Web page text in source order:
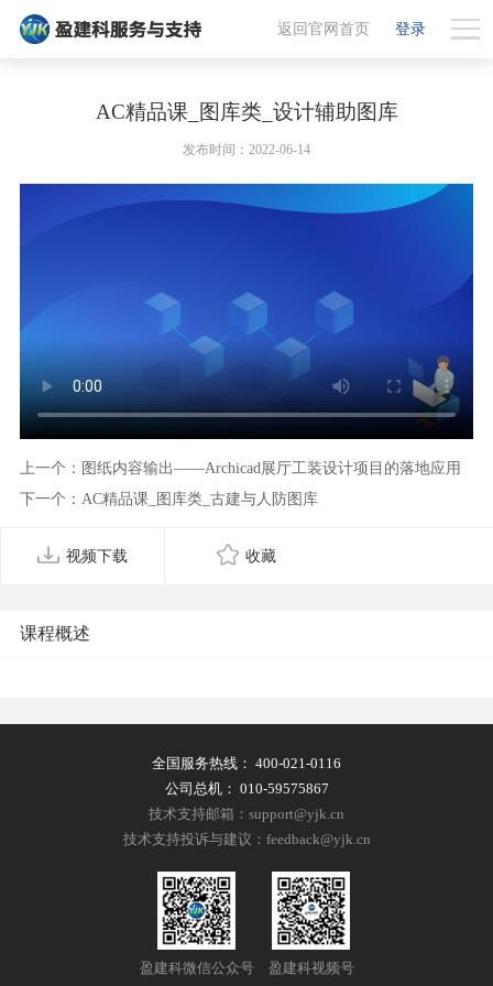
登录
返回官网首页
AC精品课_图库类_设计辅助图库
发布时间：2022-06-14
上一个：图纸内容输出——Archicad展厅工装设计项目的落地应用
下一个：AC精品课_图库类_古建与人防图库
视频下载 收藏
课程概述
全国服务热线： 400-021-0116
公司总机： 010-59575867
技术支持邮箱：support@yjk.cn
技术支持投诉与建议：feedback@yjk.cn
盈建科微信公众号 盈建科视频号